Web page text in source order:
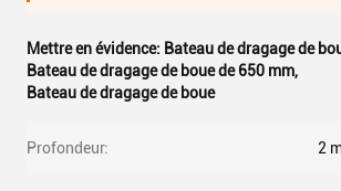
Mettre en évidence: Bateau de dragage de
Bateau de dragage de boue de 650 mm,
Bateau de dragage de boue
Profondeur: 2